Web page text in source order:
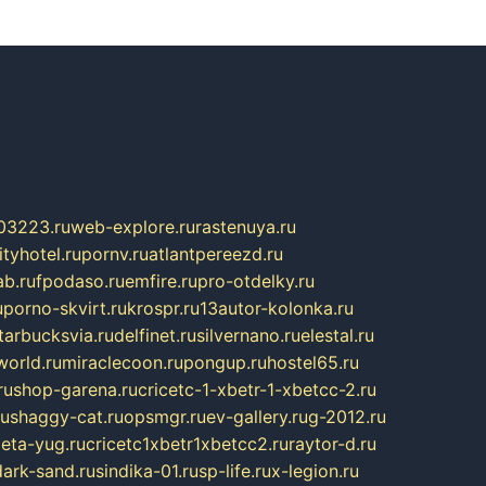
web-explore.rurastenuya.ru
pornv.ruatlantpereezd.ru
fpodaso.ruemfire.rupro-otdelky.ru
porno-skvirt.rukrospr.ru13autor-kolonka.ru
delfinet.rusilvernano.ruelestal.ru
miraclecoon.rupongup.ruhostel65.ru
shop-garena.rucricetc-1-xbetr-1-xbetcc-2.ru
shaggy-cat.ruopsmgr.ruev-gallery.rug-2012.ru
yug.rucricetc1xbetr1xbetcc2.ruraytor-d.ru
sand.rusindika-01.rusp-life.rux-legion.ru